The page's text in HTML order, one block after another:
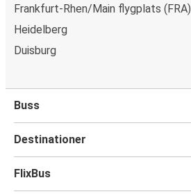
Frankfurt-Rhen/Main flygplats (FRA)
Heidelberg
Duisburg
Buss
Destinationer
FlixBus